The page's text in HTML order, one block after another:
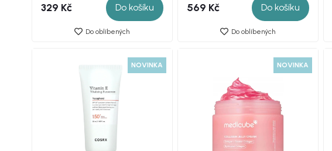
329 Kč Do košíku
Do oblíbených
569 Kč Do košíku
Do oblíbených
NOVINKA NOVINKA